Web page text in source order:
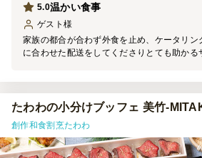
温かい食事
5.0
ゲスト 様
家族の都合が合わず外食を止め、ケータリン
に合わせた配送をしてくださりとても助か
たわわの小分けブッフェ 美竹-
創作和食割烹たわわ